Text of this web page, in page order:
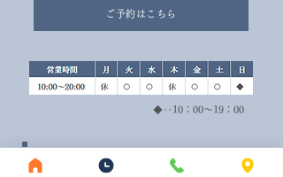
ご予約はこちら
◆‥10：00～19：00